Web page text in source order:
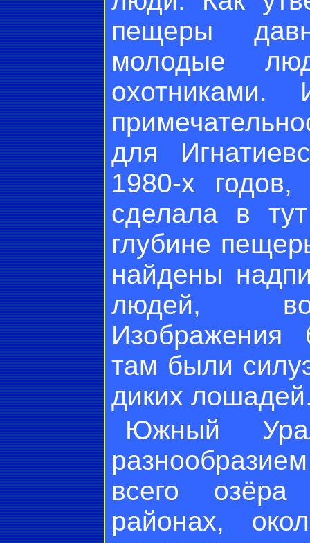
пещеры
молодые
для
1980-х годов,
сделала в
глубине
найдены
людей,
Изображения
там были
диких
Южный
всего
районах,